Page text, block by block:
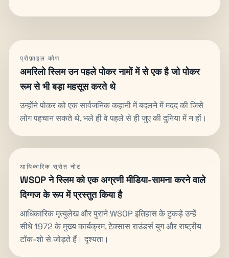
प्रोफ़ाइल कोण
अमरिलो स्लिम उन पहले पोकर नामों में से एक है जो पोकर
रूम से भी बड़ा महसूस करते थे
उन्होंने पोकर को एक सार्वजनिक कहानी में बदलने में मदद की जिसे
लोग पहचान सकते थे, भले ही वे पहले से ही जुए की दुनिया में न हों।
आधिकारिक स्रोत नोट
WSOP ने स्लिम को एक अग्रणी मीडिया-सामना करने वाले
दिग्गज के रूप में प्रस्तुत किया है
आधिकारिक मृत्युलेख और पुराने WSOP इतिहास के टुकड़े उन्हें
सीधे 1972 के मुख्य कार्यक्रम, टेक्सास राउंडर्स युग और राष्ट्रीय
टॉक-शो से जोड़ते हैं। दृश्यता।